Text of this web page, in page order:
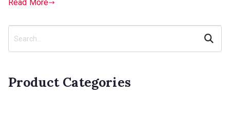
Read More
Search
Product Categories